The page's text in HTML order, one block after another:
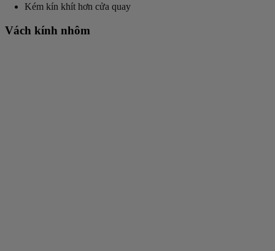
Kém kín khít hơn cửa quay
Vách kính nhôm